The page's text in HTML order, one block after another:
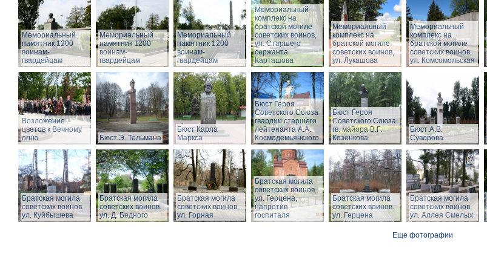
Мемориальный
памятник 1200
воинам-
гвардейцам
Мемориальный
памятник 1200
воинам-
гвардейцам
Мемориальный
памятник 1200
воинам-
гвардейцам
Мемориальный
комплекс на
братской могиле
советских воинов,
ул. Старшего
сержанта
Карташова
Мемориальный
комплекс на
братской могиле
советских воинов,
ул. Лукашова
Мемориальный
комплекс на
братской могиле
советских воинов,
ул. Комсомольская
Возложение
цветов к Вечному
огню
Бюст Э. Тельмана
Бюст Карла
Маркса
Бюст Героя
Советского Союза
гвардии старшего
лейтенанта А.А.
Космодемьянского
Бюст Героя
Советского Союза
гв. майора В.Г.
Козенкова
Бюст А.В.
Суворова
Братская могила
советских воинов,
ул. Куйбышева
Братская могила
советских воинов,
ул. Д. Бедного
Братская могила
советских воинов,
ул. Горная
Братская могила
советских воинов,
ул. Герцена,
напротив
госпиталя
Братская могила
советских воинов,
ул. Герцена
Братская могила
советских воинов,
ул. Аллея Смелых
Еще фотографии